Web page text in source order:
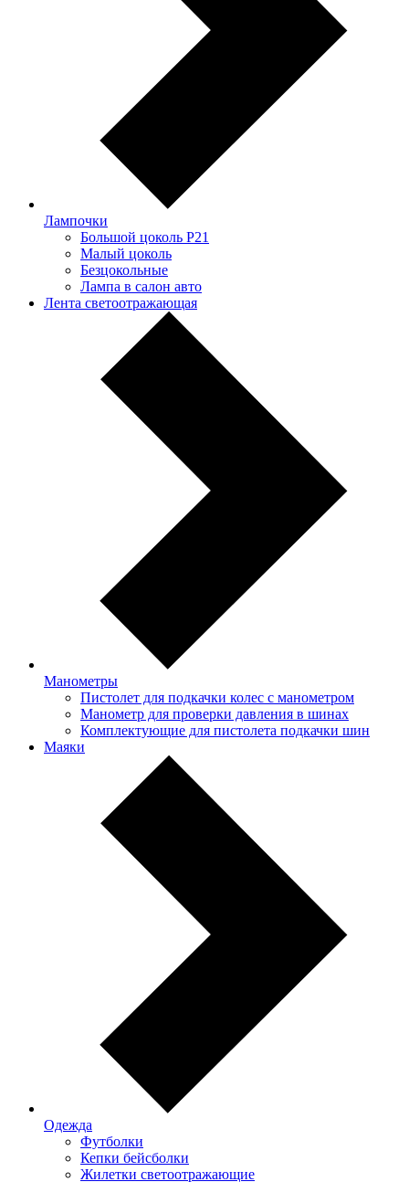
Лампочки
Большой цоколь P21
Малый цоколь
Безцокольные
Лампа в салон авто
Лента светоотражающая
Манометры
Пистолет для подкачки колес с манометром
Манометр для проверки давления в шинах
Комплектующие для пистолета подкачки шин
Маяки
Одежда
Футболки
Кепки бейсболки
Жилетки светоотражающие